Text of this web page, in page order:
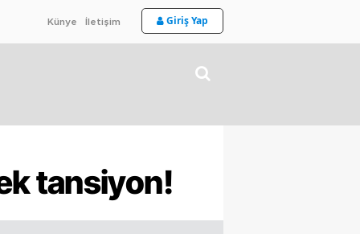
Künye İletişim Giriş Yap
tansiyon!